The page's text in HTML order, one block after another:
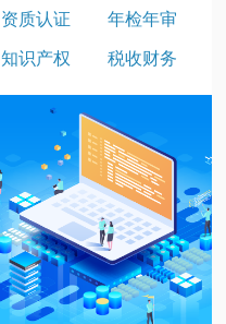
资质认证 年检年审
知识产权 税收财务